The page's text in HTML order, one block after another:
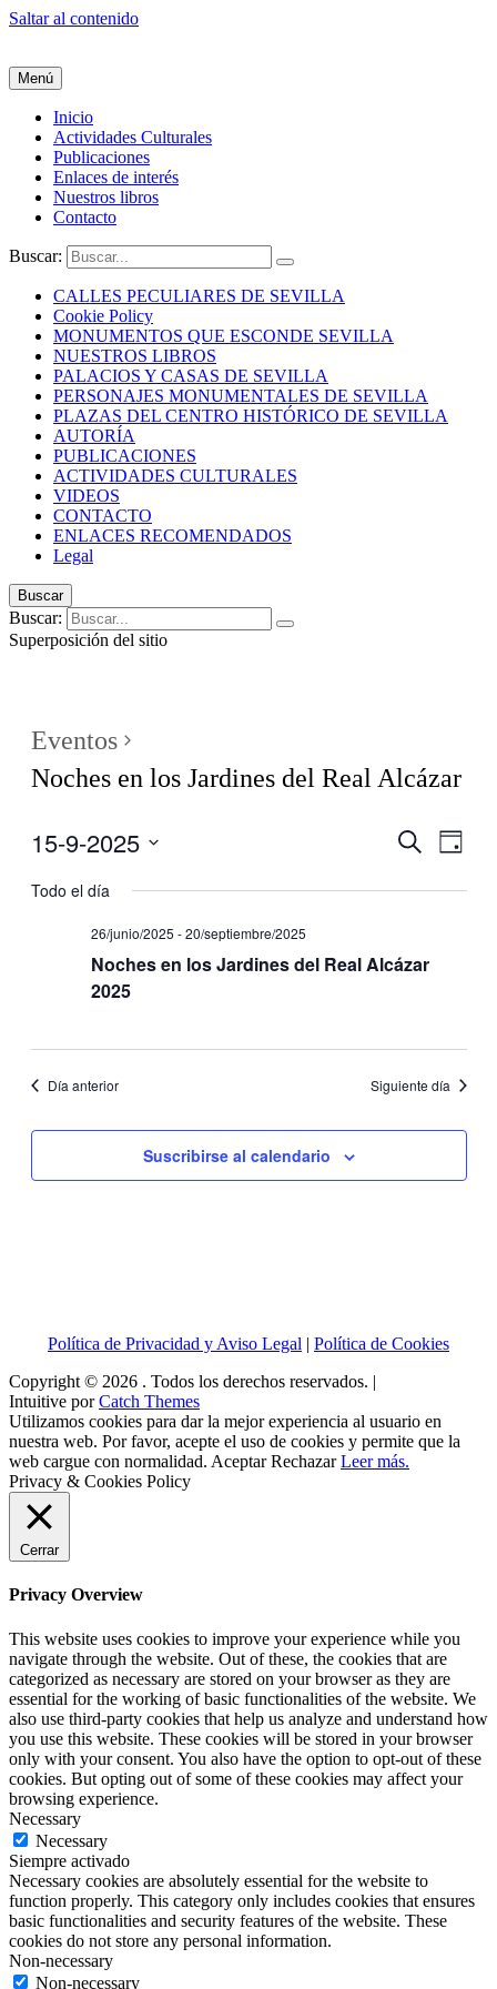
Saltar al contenido
Menú
Inicio
Actividades Culturales
Publicaciones
Enlaces de interés
Nuestros libros
Contacto
Buscar:
CALLES PECULIARES DE SEVILLA
Cookie Policy
MONUMENTOS QUE ESCONDE SEVILLA
NUESTROS LIBROS
PALACIOS Y CASAS DE SEVILLA
PERSONAJES MONUMENTALES DE SEVILLA
PLAZAS DEL CENTRO HISTÓRICO DE SEVILLA
AUTORÍA
PUBLICACIONES
ACTIVIDADES CULTURALES
VIDEOS
CONTACTO
ENLACES RECOMENDADOS
Legal
Buscar
Buscar:
Superposición del sitio
Eventos
Noches en los Jardines del Real Alcázar
búsqueda
vistas
Buscar
de
vistas
Día
15-9-2025
fecha.
Todo el día
26/junio/2025 -20/septiembre/2025
Noches en los Jardines del Real Alcázar
2025
Día anterior Siguiente día
Suscribirse al calendario
Política de Privacidad y Aviso Legal | Política de Cookies
Copyright © 2026 . Todos los derechos reservados. |
Intuitive porCatch Themes
Utilizamos cookies para dar la mejor experiencia al usuario en
nuestra web. Por favor, acepte el uso de cookies y permite que la
web cargue con normalidad. Aceptar Rechazar Leer más.
Privacy & Cookies Policy
Cerrar
Privacy Overview
This website uses cookies to improve your experience while you
navigate through the website. Out of these, the cookies that are
categorized as necessary are stored on your browser as they are
essential for the working of basic functionalities of the website. We
also use third-party cookies that help us analyze and understand how
you use this website. These cookies will be stored in your browser
only with your consent. You also have the option to opt-out of these
cookies. But opting out of some of these cookies may affect your
browsing experience.
Necessary
Necessary
Siempre activado
Necessary cookies are absolutely essential for the website to
function properly. This category only includes cookies that ensures
basic functionalities and security features of the website. These
cookies do not store any personal information.
Non-necessary
Non-necessary